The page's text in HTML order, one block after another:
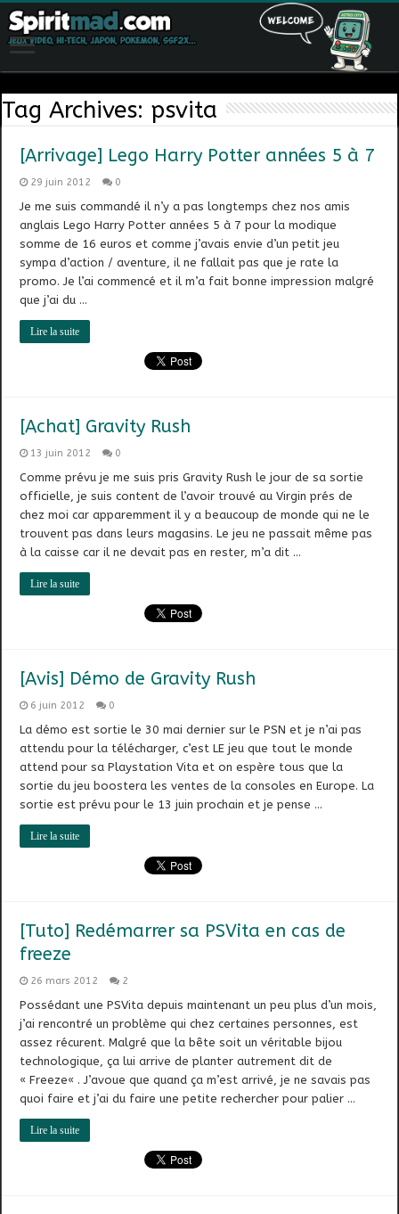
Tag Archives: psvita
[Arrivage] Lego Harry Potter années 5 à 7
29 juin 2012 0
Je me suis commandé il n’y a pas longtemps chez nos amis
anglais Lego Harry Potter années 5 à 7 pour la modique
somme de 16 euros et comme j’avais envie d’un petit jeu
sympa d’action / aventure, il ne fallait pas que je rate la
promo. Je l’ai commencé et il m’a fait bonne impression malgré
que j’ai du …
Lire la suite
[Achat] Gravity Rush
13 juin 2012 0
Comme prévu je me suis pris Gravity Rush le jour de sa sortie
officielle, je suis content de l’avoir trouvé au Virgin prés de
chez moi car apparemment il y a beaucoup de monde qui ne le
trouvent pas dans leurs magasins. Le jeu ne passait même pas
à la caisse car il ne devait pas en rester, m’a dit …
Lire la suite
[Avis] Démo de Gravity Rush
6 juin 2012 0
La démo est sortie le 30 mai dernier sur le PSN et je n’ai pas
attendu pour la télécharger, c’est LE jeu que tout le monde
attend pour sa Playstation Vita et on espère tous que la
sortie du jeu boostera les ventes de la consoles en Europe. La
sortie est prévu pour le 13 juin prochain et je pense …
Lire la suite
[Tuto] Redémarrer sa PSVita en cas de
freeze
26 mars 2012 2
Possédant une PSVita depuis maintenant un peu plus d’un mois,
j’ai rencontré un problème qui chez certaines personnes, est
assez récurent. Malgré que la bête soit un véritable bijou
technologique, ça lui arrive de planter autrement dit de
« Freeze« . J’avoue que quand ça m’est arrivé, je ne savais pas
quoi faire et j’ai du faire une petite rechercher pour palier …
Lire la suite